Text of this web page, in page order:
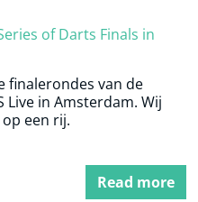
of Darts Finals in
finalerondes van de
Live in Amsterdam. Wij
een rij.
Read more